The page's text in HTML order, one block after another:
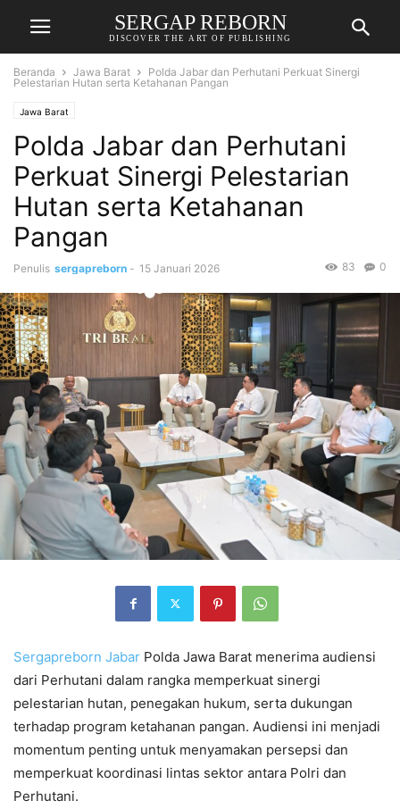
SERGAP REBORN
DISCOVER THE ART OF PUBLISHING
Beranda Jawa Barat
Polda Jabar dan Perhutani Perkuat Sinergi
Pelestarian Hutan serta Ketahanan Pangan
Jawa Barat
Polda Jabar dan Perhutani
Perkuat Sinergi Pelestarian
Hutan serta Ketahanan
Pangan
Penulis sergapreborn - 15 Januari 2026 0
83
Sergapreborn Jabar Polda Jawa Barat menerima audiensi
dari Perhutani dalam rangka memperkuat sinergi
pelestarian hutan, penegakan hukum, serta dukungan
terhadap program ketahanan pangan. Audiensi ini menjadi
momentum penting untuk menyamakan persepsi dan
memperkuat koordinasi lintas sektor antara Polri dan
Perhutani.